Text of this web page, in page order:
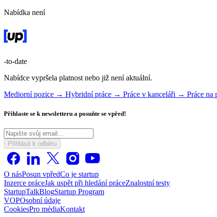
Nabídka není
-to-date
Nabídce vypršela platnost nebo již není aktuální.
Mediorní pozice → Hybridní práce → Práce v kanceláři → Práce
Přihlaste se k newsletteru a posuňte se vpřed!
Přihlásit k odběru
O násPosun vpředCo je startup
Inzerce práceJak uspět při hledání práceZnalostní testy
StartupTalkBlogStartup Program
VOPOsobní údaje
CookiesPro médiaKontakt